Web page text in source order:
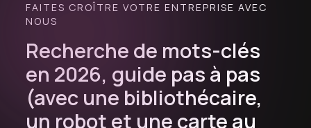
FAITES CROÎTRE VOTRE ENTREPRISE AVEC
NOUS
Recherche de mots-clés
en 2026, guide pas à pas
(avec une bibliothécaire,
un robot et une carte au